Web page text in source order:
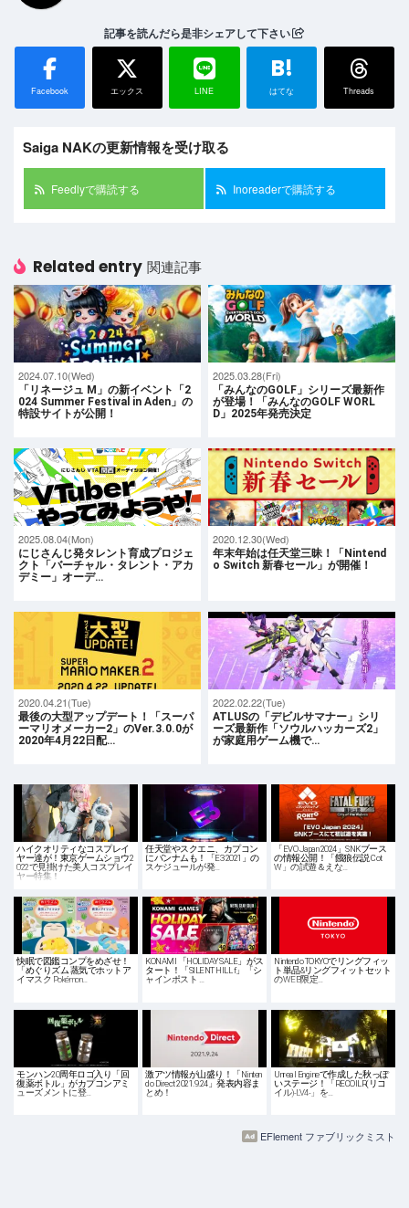
記事を読んだら是非シェアして下さい
Facebook エックス LINE
B!
はてな Threads
Saiga NAKの更新情報を受け取る
Feedlyで購読する Inoreaderで購読する
Related entry 関連記事
2024.07.10(Wed)
「リネージュ M」の新イベント「2
024 Summer Festival in Aden」の
特設サイトが公開！
2025.03.28(Fri)
「みんなのGOLF」シリーズ最新作
が登場！「みんなのGOLF WORL
D」2025年発売決定
2025.08.04(Mon)
にじさんじ発タレント育成プロジェ
クト「バーチャル・タレント・アカ
デミー」オーデ…
2020.12.30(Wed)
年末年始は任天堂三昧！「Nintend
o Switch 新春セール」が開催！
2020.04.21(Tue)
最後の大型アップデート！「スーパ
ーマリオメーカー2」のVer.3.0.0が
2020年4月22日配…
2022.02.22(Tue)
ATLUSの「デビルサマナー」シリ
ーズ最新作「ソウルハッカーズ2」
が家庭用ゲーム機で…
ハイクオリティなコスプレイ
ヤー達が！東京ゲームショウ2
022で見掛けた美人コスプレイ
ヤー特集！
任天堂やスクエニ、カプコン
にバンナムも！「E3 2021」の
スケジュールが発…
「EVO Japan 2024」SNKブース
の情報公開！「餓狼伝説 Cot
W」の試遊＆えな…
快眠で図鑑コンプをめざせ！
「めぐりズム 蒸気でホットア
イマスク Pokémon…
KONAMI 「HOLIDAY SALE」がス
タート！「SILENT HILL f」「シ
ャインポスト …
Nintendo TOKYOでリングフィッ
ト単品&リングフィットセット
のWEB限定…
モンハン20周年ロゴ入り「回
復薬ボトル」がカプコンアミ
ューズメントに登…
激アツ情報が山盛り！「Ninten
do Direct 2021.9.24」発表内容ま
とめ！
Unreal Engineで作成した秋っぽ
いステージ！「RECOILR(リコ
イル)-LV4-」を…
EFlement ファブリックミスト